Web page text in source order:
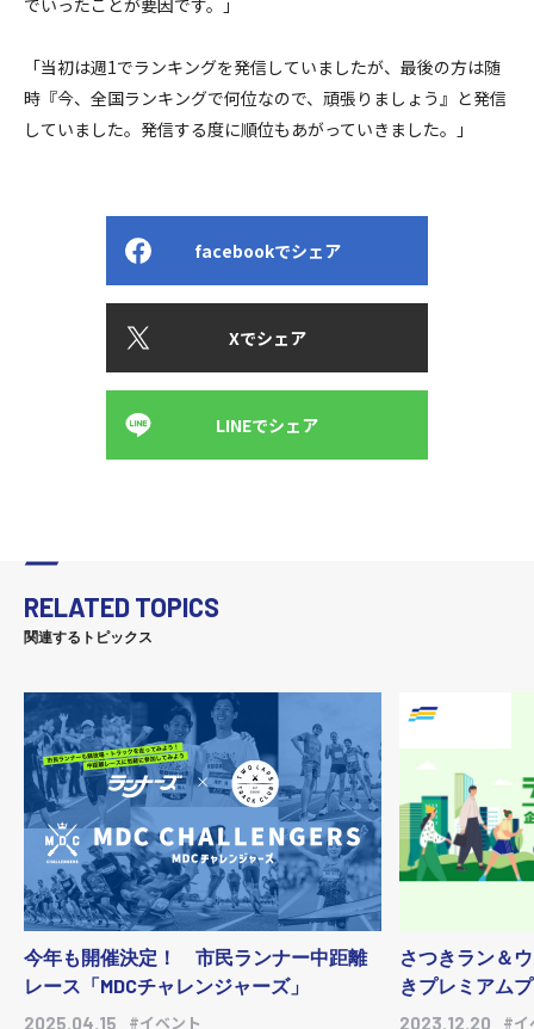
でいったことが要因です。」
「当初は週1でランキングを発信していましたが、最後の方は随
時『今、全国ランキングで何位なので、頑張りましょう』と発信
していました。発信する度に順位もあがっていきました。」
facebookでシェア
Xでシェア
LINEでシェア
RELATED TOPICS
関連するトピックス
今年も開催決定！ 市民ランナー中距離
レース「MDCチャレンジャーズ」
2025.04.15 #イベント
さつきラン＆
きプレミアム
2023.12.20 #イ